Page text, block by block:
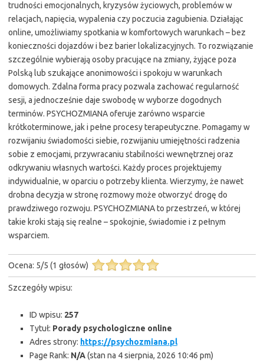
trudności emocjonalnych, kryzysów życiowych, problemów w
relacjach, napięcia, wypalenia czy poczucia zagubienia. Działając
online, umożliwiamy spotkania w komfortowych warunkach – bez
konieczności dojazdów i bez barier lokalizacyjnych. To rozwiązanie
szczególnie wybierają osoby pracujące na zmiany, żyjące poza
Polską lub szukające anonimowości i spokoju w warunkach
domowych. Zdalna forma pracy pozwala zachować regularność
sesji, a jednocześnie daje swobodę w wyborze dogodnych
terminów. PSYCHOZMIANA oferuje zarówno wsparcie
krótkoterminowe, jak i pełne procesy terapeutyczne. Pomagamy w
rozwijaniu świadomości siebie, rozwijaniu umiejętności radzenia
sobie z emocjami, przywracaniu stabilności wewnętrznej oraz
odkrywaniu własnych wartości. Każdy proces projektujemy
indywidualnie, w oparciu o potrzeby klienta. Wierzymy, że nawet
drobna decyzja w stronę rozmowy może otworzyć drogę do
prawdziwego rozwoju. PSYCHOZMIANA to przestrzeń, w której
takie kroki stają się realne – spokojnie, świadomie i z pełnym
wsparciem.
Ocena: 5/5 (1 głosów)
Szczegóły wpisu:
ID wpisu: 257
Tytuł: Porady psychologiczne online
Adres strony: https://psychozmiana.pl
Page Rank: N/A(stan na 4 sierpnia, 2026 10:46 pm)